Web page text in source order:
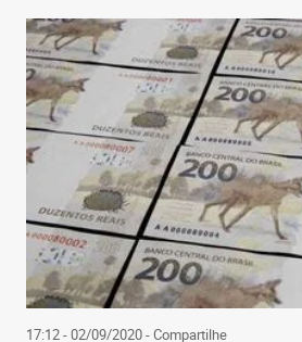
17:12 - 02/09/2020- Compartilhe